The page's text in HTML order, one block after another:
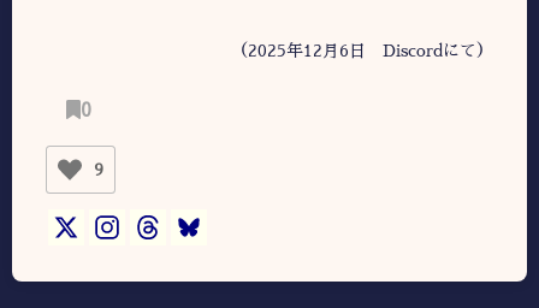
（2025年12月6日 Discordにて）
0
9